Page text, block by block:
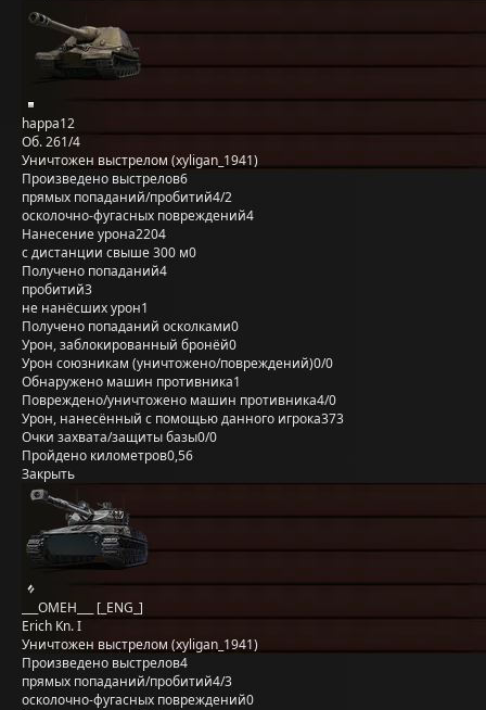
happa12
Об. 261/4
Уничтожен выстрелом (xyligan_1941)
Произведено выстрелов6
прямых попаданий/пробитий4/2
осколочно-фугасных повреждений4
Нанесение урона2204
с дистанции свыше 300 м0
Получено попаданий4
пробитий3
не нанёсших урон1
Получено попаданий осколками0
Урон, заблокированный бронёй0
Урон союзникам (уничтожено/повреждений)0/0
Обнаружено машин противника1
Повреждено/уничтожено машин противника4/0
Урон, нанесённый с помощью данного игрока373
Очки захвата/защиты базы0/0
Пройдено километров0,56
Закрыть
___OMEH___ [_ENG_]
Erich Kn. I
Уничтожен выстрелом (xyligan_1941)
Произведено выстрелов4
прямых попаданий/пробитий4/3
осколочно-фугасных повреждений0